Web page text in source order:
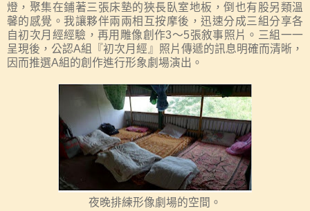
燈，聚集在鋪著三張床墊的狹長臥室地板，倒也有股另類溫
馨的感覺。我讓夥伴兩兩相互按摩後，迅速分成三組分享各
自初次月經經驗，再用雕像創作3～5張敘事照片。三組一一
呈現後，公認A組『初次月經』照片傳遞的訊息明確而清晰，
因而推選A組 的創作進行形象劇場演出。
夜晚排練形像劇場的空間。